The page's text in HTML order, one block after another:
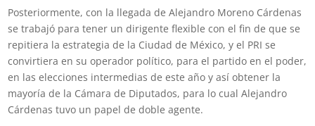
Posteriormente, con la llegada de Alejandro Moreno Cárdenas
se trabajó para tener un dirigente flexible con el fin de que se
repitiera la estrategia de la Ciudad de México, y el PRI se
convirtiera en su operador político, para el partido en el poder,
en las elecciones intermedias de este año y así obtener la
mayoría de la Cámara de Diputados, para lo cual Alejandro
Cárdenas tuvo un papel de doble agente.